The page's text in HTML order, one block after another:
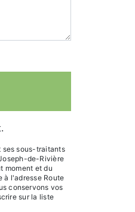
ses sous-traitants
de-Rivière
moment et du
à l'adresse Route
conservons vos
sur la liste